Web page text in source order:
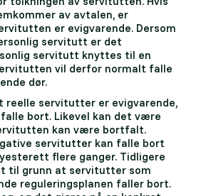
av avtalen, er
er evigvarende. Dersom
servitutt er det
servitutt knyttes til en
vil derfor normalt falle
dør.
reelle servitutter er evigvarende,
bort. Likevel kan det være
kan være bortfalt.
servitutter kan falle bort
flere ganger. Tidligere
til grunn at servitutter som
reguleringsplanen faller bort.